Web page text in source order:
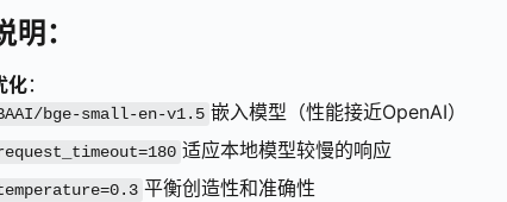
：
化：
bge-small-en-v1.5 嵌入模型（性能接近OpenAI）
适应本地模型较慢的响应
平衡创造性和准确性